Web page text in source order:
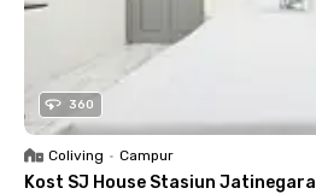
360
Coliving • Campur
Kost SJ House Stasiun Jatinegara